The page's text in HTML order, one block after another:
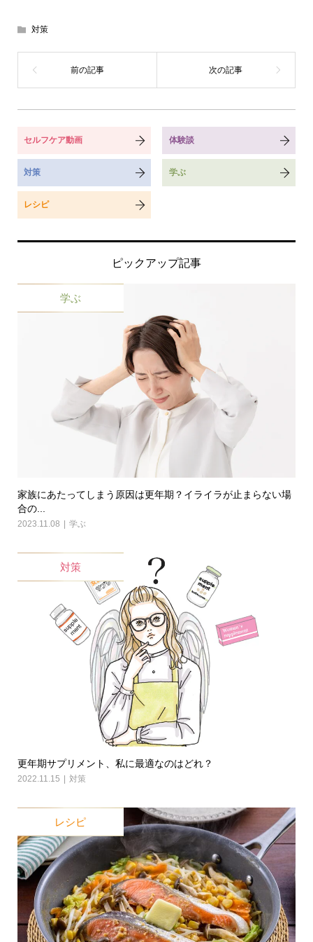
対策
セルフケア動画 体験談
対策 学ぶ
レシピ
ピックアップ記事
学ぶ
家族にあたってしまう原因は更年期？イライラが止まらない場
合の...
2023.11.08 学ぶ
対策
更年期サプリメント、私に最適なのはどれ？
2022.11.15 対策
レシピ